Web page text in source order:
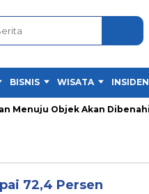
BISNIS WISATA INSIDEN
Objek Akan Dibenahi
72,4 Persen